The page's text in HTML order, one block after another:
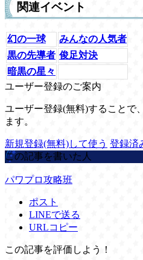
関連イベント
幻の一球
みんなの人気者
黒の先導者 俊足対決
暗黒の星々
ユーザー登録のご案内
ユーザー登録(無料)することで
ます。
新規登録(無料)して使う 登録済
この記事を書いた人
パワプロ攻略班
ポスト
LINEで送る
URLコピー
この記事を評価しよう！